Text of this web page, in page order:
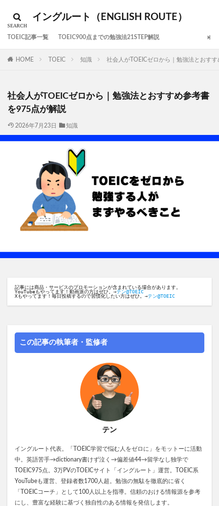
イングルート（ENGLISH ROUTE）
TOEIC記事一覧 TOEIC900点までの勉強法21STEP解説
HOME TOEIC 知識 社会人がTOEICゼロから｜勉強法とおす
社会人がTOEICゼロから｜勉強法とおすすめ参考書
を975点が解説
2026年7月23日 知識
記事には商品・サービスのプロモーションが含まれている場合があります。
YouTubeもやってます！動画派の方はぜひ。→テン@TOEIC
Xもやってます！毎日投稿するので習慣化したい方はぜひ。→テン@TOEIC
この記事の執筆者・監修者
テン
イングルート代表。「TOEIC学習で悩む人をゼロに」をモットーに活動
中。英語苦手→dictionary書けず泣く→偏差値44→留学なし独学で
TOEIC975点。3万PVのTOEICサイト「イングルート」運営。TOEIC系
YouTubeも運営、登録者数1700人超。勉強の無駄を徹底的に省く
「TOEICコーチ」として100人以上を指導。信頼のおける情報源を参考
にし、豊富な経験に基づく独自性のある情報を発信します。